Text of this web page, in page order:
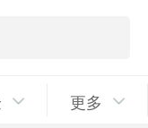
更多